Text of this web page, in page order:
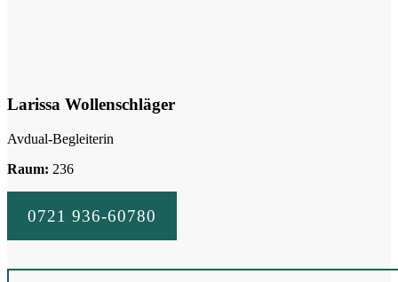
Larissa Wollenschläger
Avdual-Begleiterin
Raum: 236
0721 936-60780